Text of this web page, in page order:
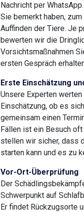
Nachricht per
Sie bemerkt haben,
Auffinden der Tiere. Je
bewerten wir die
Vorsichtsmaßnahmen
ersten Gespräch
Erste Einschätzung
Unsere Experten
Einschätzung, ob es
gemeinsam einen
Fällen ist ein Besuch
stellen wir sicher, dass
starten kann und es zu
Vor-Ort-Überprüfung
Der
Schwerpunkt auf
Er findet Rückzugsorte